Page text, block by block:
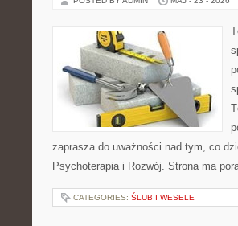
zaprasza do uważności nad tym, co
Psychoterapia i Rozwój. Strona ma
CATEGORIES: ŚLUB I WESELE